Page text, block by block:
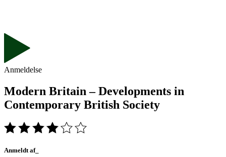
Anmeldelse
Modern Britain – Developments in
Contemporary British Society
Anmeldt af_